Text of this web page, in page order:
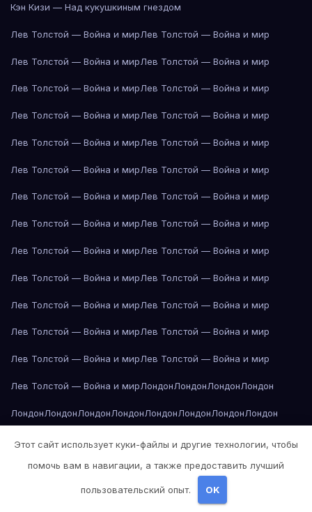
Кэн Кизи — Над кукушкиным гнездом
Лев Толстой — Война и мирЛев Толстой — Война и мир
Лев Толстой — Война и мирЛев Толстой — Война и мир
Лев Толстой — Война и мирЛев Толстой — Война и мир
Лев Толстой — Война и мирЛев Толстой — Война и мир
Лев Толстой — Война и мирЛев Толстой — Война и мир
Лев Толстой — Война и мирЛев Толстой — Война и мир
Лев Толстой — Война и мирЛев Толстой — Война и мир
Лев Толстой — Война и мирЛев Толстой — Война и мир
Лев Толстой — Война и мирЛев Толстой — Война и мир
Лев Толстой — Война и мирЛев Толстой — Война и мир
Лев Толстой — Война и мирЛев Толстой — Война и мир
Лев Толстой — Война и мирЛев Толстой — Война и мир
Лев Толстой — Война и мирЛев Толстой — Война и мир
Лев Толстой — Война и мирЛондонЛондонЛондонЛондон
ЛондонЛондонЛондонЛондонЛондонЛондонЛондонЛондон
Лондон Лондон Лос-Анджелес Лос-Анджелес
Лос-АнджелесЛос-АнджелесЛос-АнджелесЛос-Анджелес
Лос-АнджелесЛос-АнджелесЛос-Анджелес
Этот сайт использует куки-файлы и другие технологии, чтобы
помочь вам в навигации, а также предоставить лучший
пользовательский опыт. OK